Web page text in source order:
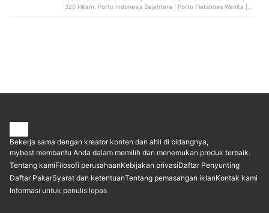
320 Hitam, Porto Indonesia Sejahtera | Porto Flatshoes Wanita |
Bekerja sama dengan kreator konten dan ahli di bidangnya,
mybest membantu Anda dalam memilih dan menemukan produk terbaik.
Tentang kamiFilosofi perusahaanKebijakan privasiDaftar Penyunting
Daftar PakarSyarat dan ketentuanTentang pemasangan iklanKontak kami
Informasi untuk penulis lepas